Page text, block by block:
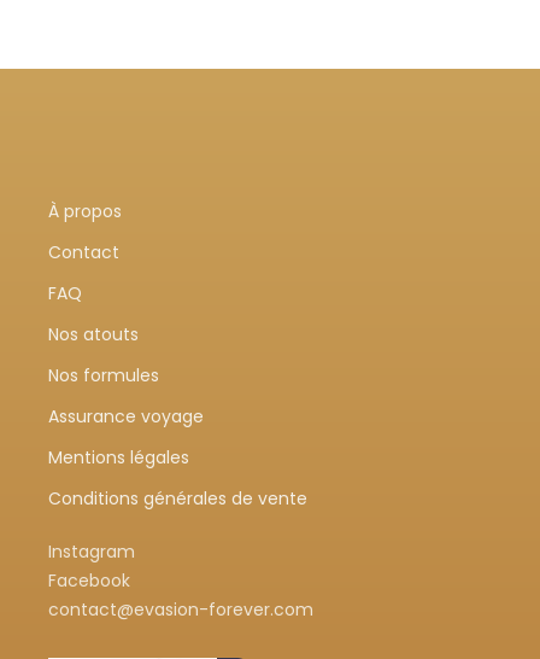
À propos
Contact
FAQ
Nos atouts
Nos formules
Assurance voyage
Mentions légales
Conditions générales de vente
Instagram
Facebook
contact@evasion-forever.com